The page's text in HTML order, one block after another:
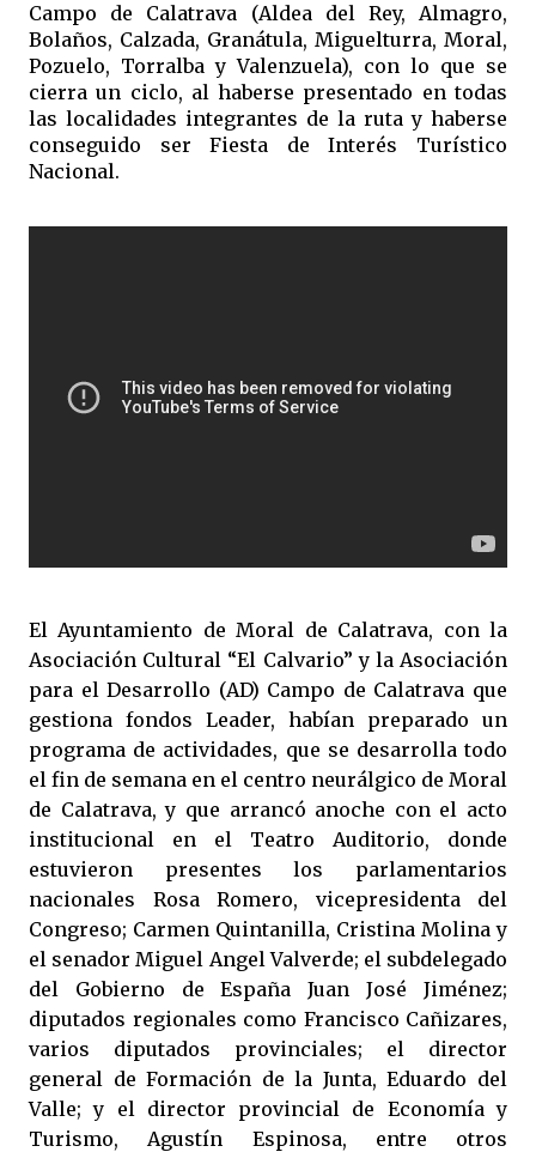
Campo de Calatrava (Aldea del Rey, Almagro,
Bolaños, Calzada, Granátula, Miguelturra, Moral,
Pozuelo, Torralba y Valenzuela), con lo que se
cierra un ciclo, al haberse presentado en todas
las localidades integrantes de la ruta y haberse
conseguido ser Fiesta de Interés Turístico
Nacional.
El Ayuntamiento de Moral de Calatrava, con la
Asociación Cultural “El Calvario” y la Asociación
para el Desarrollo (AD) Campo de Calatrava que
gestiona fondos Leader, habían preparado un
programa de actividades, que se desarrolla todo
el fin de semana en el centro neurálgico de Moral
de Calatrava, y que arrancó anoche con el acto
institucional en el Teatro Auditorio, donde
estuvieron presentes los parlamentarios
nacionales Rosa Romero, vicepresidenta del
Congreso; Carmen Quintanilla, Cristina Molina y
el senador Miguel Angel Valverde; el subdelegado
del Gobierno de España Juan José Jiménez;
diputados regionales como Francisco Cañizares,
varios diputados provinciales; el director
general de Formación de la Junta, Eduardo del
Valle; y el director provincial de Economía y
Turismo, Agustín Espinosa, entre otros